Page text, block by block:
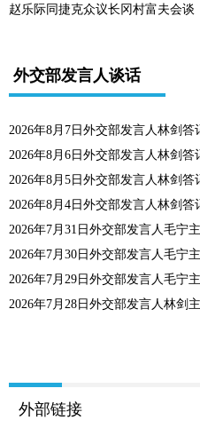
赵乐际同捷克众议长冈村富夫会谈
外交部发言人谈话
2026年8月7日外交部发言人林剑答
2026年8月6日外交部发言人林剑答
2026年8月5日外交部发言人林剑答
2026年8月4日外交部发言人林剑答
2026年7月31日外交部发言人毛宁
2026年7月30日外交部发言人毛宁
2026年7月29日外交部发言人毛宁
2026年7月28日外交部发言人林剑
外部链接